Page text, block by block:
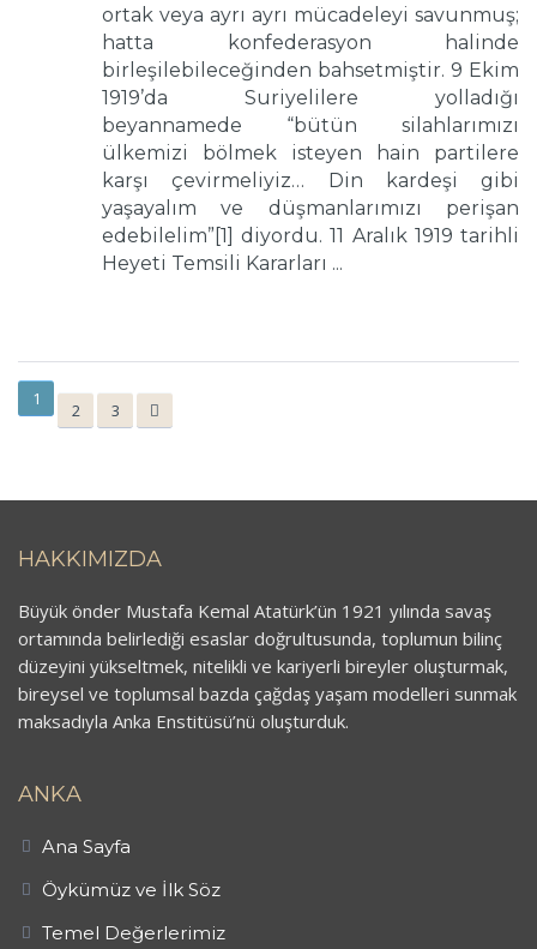
ortak veya ayrı ayrı mücadeleyi savunmuş;
hatta konfederasyon halinde
birleşilebileceğinden bahsetmiştir. 9 Ekim
1919’da Suriyelilere yolladığı
beyannamede “bütün silahlarımızı
ülkemizi bölmek isteyen hain partilere
karşı çevirmeliyiz… Din kardeşi gibi
yaşayalım ve düşmanlarımızı perişan
edebilelim”[1] diyordu. 11 Aralık 1919 tarihli
Heyeti Temsili Kararları ...
1
2 3
HAKKIMIZDA
Büyük önder Mustafa Kemal Atatürk’ün 1921 yılında savaş
ortamında belirlediği esaslar doğrultusunda, toplumun bilinç
düzeyini yükseltmek, nitelikli ve kariyerli bireyler oluşturmak,
bireysel ve toplumsal bazda çağdaş yaşam modelleri sunmak
maksadıyla Anka Enstitüsü’nü oluşturduk.
ANKA
Ana Sayfa
Öykümüz ve İlk Söz
Temel Değerlerimiz